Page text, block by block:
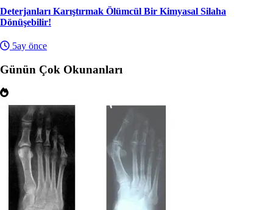
Deterjanları Karıştırmak Ölümcül Bir Kimyasal Silaha
Dönüşebilir!
5ay önce
Günün Çok Okunanları